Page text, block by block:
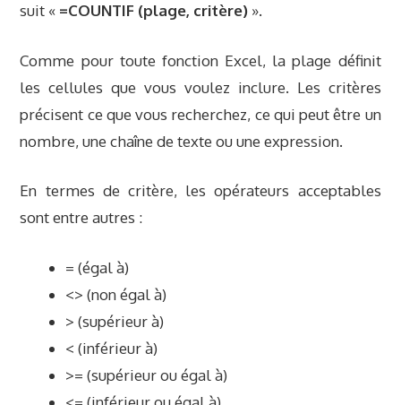
suit « =COUNTIF (plage, critère) ».
Comme pour toute fonction Excel, la plage définit
les cellules que vous voulez inclure. Les critères
précisent ce que vous recherchez, ce qui peut être un
nombre, une chaîne de texte ou une expression.
En termes de critère, les opérateurs acceptables
sont entre autres :
= (égal à)
<> (non égal à)
> (supérieur à)
< (inférieur à)
>= (supérieur ou égal à)